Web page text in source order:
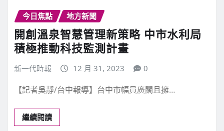
今日焦點 地方新聞
開創溫泉智慧管理新策略 中市水利局
積極推動科技監測計畫
新一代時報 12 月 31, 2023 0
【記者吳靜/台中報導】台中市幅員廣闊且擁…
繼續閱讀